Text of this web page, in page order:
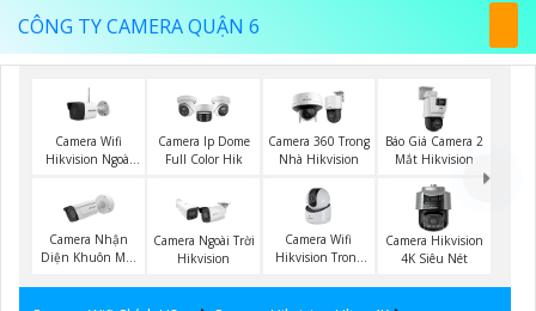
CÔNG TY CAMERA QUẬN 6
Camera Wifi
Hikvision Ngoài
Camera Ip Dome
Full Color Hik
Camera 360 Trong
Nhà Hikvision
Báo Giá Camera 2
Mắt Hikvision
Camera Nhận
Diện Khuôn Mặt
Camera Ngoài Trời
Hikvision
Camera Wifi
Hikvision Trong
Camera Hikvision
4K Siêu Nét